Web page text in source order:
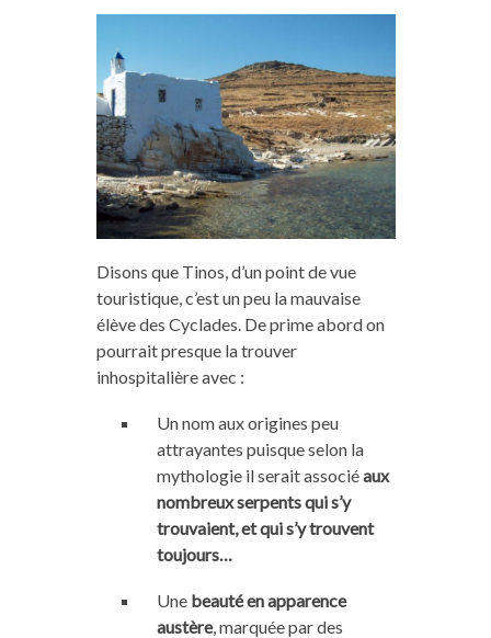
Disons que Tinos, d’un point de vue
touristique, c’est un peu la mauvaise
élève des Cyclades. De prime abord on
pourrait presque la trouver
inhospitalière avec :
Un nom aux origines peu
attrayantes puisque selon la
mythologie il serait associéaux
nombreux serpents qui s’y
trouvaient, et qui s’y trouvent
toujours…
Une beauté en apparence
austère, marquée par des